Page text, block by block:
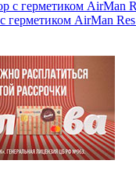
герметиком AirMan